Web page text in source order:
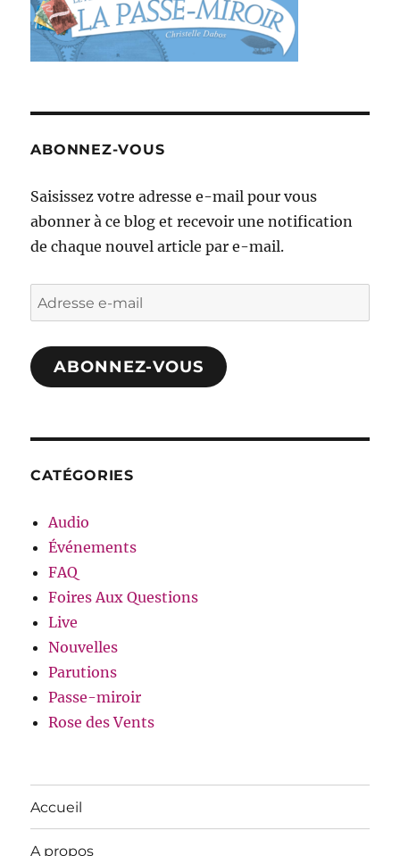
ABONNEZ-VOUS
Saisissez votre adresse e-mail pour vous
abonner à ce blog et recevoir une notification
de chaque nouvel article par e-mail.
Adresse
e-
mail
ABONNEZ-VOUS
CATÉGORIES
Audio
Événements
FAQ
Foires Aux Questions
Live
Nouvelles
Parutions
Passe-miroir
Rose des Vents
Accueil
A propos